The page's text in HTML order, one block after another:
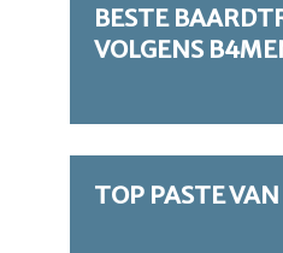
BESTE
VOLGENS
TOP PASTE